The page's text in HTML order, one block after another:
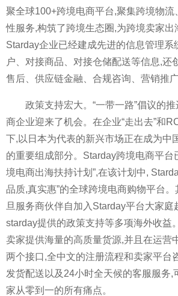
聚全球100+跨境电商平台,聚集跨境物流
性服务,构筑了跨境生态圈,为跨境卖家出
Starday企业已经建成先进的信息管理系
户、对接商品、对接仓储配送等信息,还
售后、供应链金融、合规咨询、营销推
政策支持宏大。“一带一路”倡议的
商企业迎来了机会。在企业“走出去”和
下,以日本为代表的新兴市场正在成为中
的重要组成部分。Starday跨境电商平台
境电商出海扶持计划”,在该计划中,
品质,真实惠”的全球跨境电商购物平台
旦服务商伙伴自加入Starday平台大家庭
starday提供的政策支持等多项海外收益
卖家提供海量的高质量货源,并且在运营
两个接口,全中文的注册流程和卖家平台
发货配送以及24小时全天候的客服服务,
家从零到一的所有痛点。